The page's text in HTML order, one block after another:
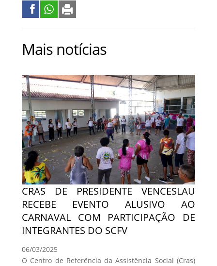
Mais notícias
CRAS DE PRESIDENTE VENCESLAU
RECEBE EVENTO ALUSIVO AO
CARNAVAL COM PARTICIPAÇÃO DE
INTEGRANTES DO SCFV
06/03/2025
O Centro de Referência da Assistência Social (Cras)